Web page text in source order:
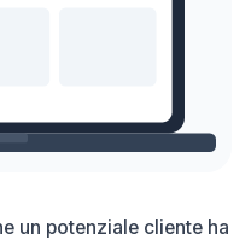
un potenziale cliente ha